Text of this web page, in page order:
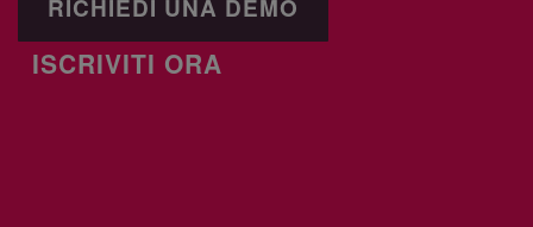
RICHIEDI UNA DEMO
ISCRIVITI ORA